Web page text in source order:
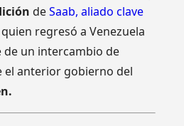
deSaab, aliado clave
quien regresó a Venezuela
de un intercambio de
anterior gobierno del